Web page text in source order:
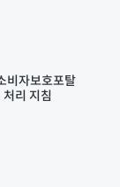
비자보호포탈
리 지침